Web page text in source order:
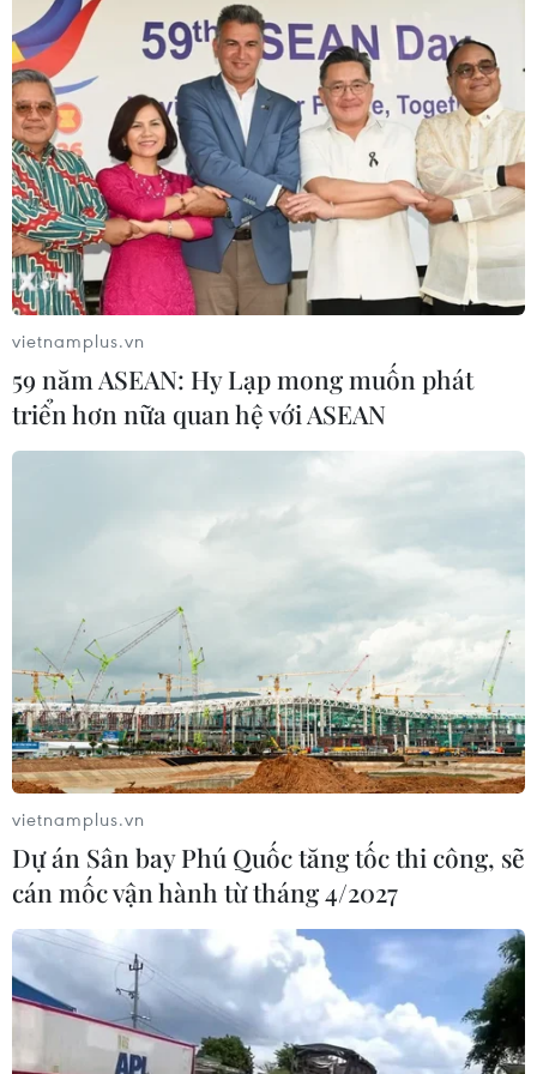
Nắng nóng kéo dài gây nhiều áp
Đợt nắng nóng diện rộng đang bao trùm khu vực Bắc
Trung Bộ, trong đó có tỉnh Quảng Trị, với nền nhiệt nhiều
nơi vượt ngưỡng 40 độ C.
vietnamplus.vn
59 năm ASEAN: Hy Lạp mong muốn phát
triển hơn nữa quan hệ với ASEAN
vietnamplus.vn
Dự án Sân bay Phú Quốc tăng tốc thi công, sẽ
cán mốc vận hành từ tháng 4/2027